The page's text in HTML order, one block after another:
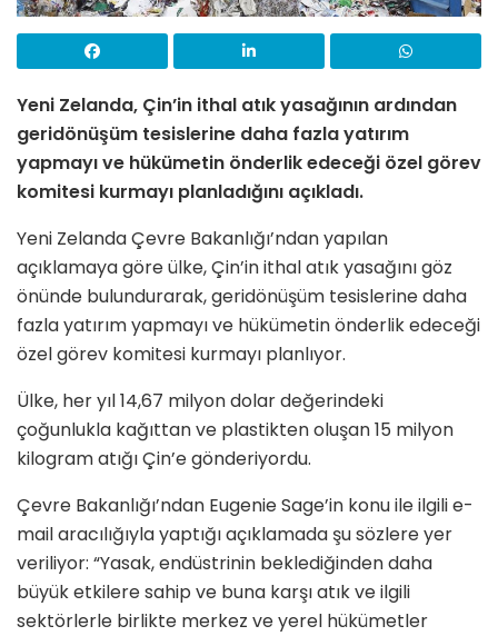
Yeni Zelanda, Çin’in ithal atık yasağının ardından
geridönüşüm tesislerine daha fazla yatırım
yapmayı ve hükümetin önderlik edeceği özel görev
komitesi kurmayı planladığını açıkladı.
Yeni Zelanda Çevre Bakanlığı’ndan yapılan
açıklamaya göre ülke, Çin’in ithal atık yasağını göz
önünde bulundurarak, geridönüşüm tesislerine daha
fazla yatırım yapmayı ve hükümetin önderlik edeceği
özel görev komitesi kurmayı planlıyor.
Ülke, her yıl 14,67 milyon dolar değerindeki
çoğunlukla kağıttan ve plastikten oluşan 15 milyon
kilogram atığı Çin’e gönderiyordu.
Çevre Bakanlığı’ndan Eugenie Sage’in konu ile ilgili e-
mail aracılığıyla yaptığı açıklamada şu sözlere yer
veriliyor: “Yasak, endüstrinin beklediğinden daha
büyük etkilere sahip ve buna karşı atık ve ilgili
sektörlerle birlikte merkez ve yerel hükümetler